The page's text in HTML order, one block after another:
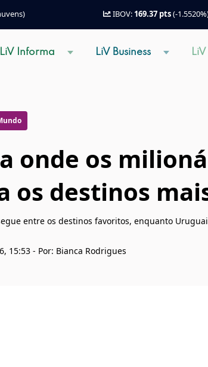
IBOV: 169.37 pts(-
LiV Informa LiV Business
onde os
os destinos
entre os destinos favoritos, enquanto
15:53 - Por: Bianca Rodrigues